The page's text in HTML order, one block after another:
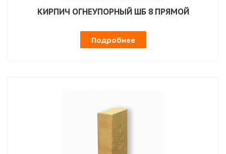
КИРПИЧ ОГНЕУПОРНЫЙ ШБ 8 ПРЯМОЙ
Подробнее